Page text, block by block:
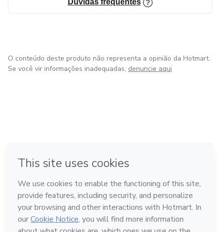
Dúvidas frequentes
O conteúdo deste produto não representa a opinião da Hotmart.
Se você vir informações inadequadas, denuncie aqui
Feito com ❤ em Bogotá
Conheça a Hotmart